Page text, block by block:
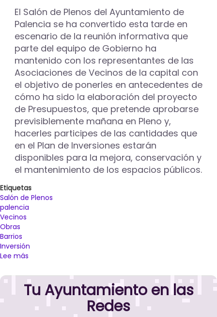
el
encuentro
del
equipo
de
Gobierno
con
los
vecinos
de
Pan
y
Guindas
El Salón de Plenos del Ayuntamiento de
Palencia se ha convertido esta tarde en
escenario de la reunión informativa que
parte del equipo de Gobierno ha
mantenido con los representantes de las
Asociaciones de Vecinos de la capital con
el objetivo de ponerles en antecedentes de
cómo ha sido la elaboración del proyecto
de Presupuestos, que pretende aprobarse
previsiblemente mañana en Pleno y,
hacerles participes de las cantidades que
en el Plan de Inversiones estarán
disponibles para la mejora, conservación y
el mantenimiento de los espacios públicos.
Etiquetas
Salón de Plenos
palencia
Vecinos
Obras
Barrios
Inversión
Lee más
Ayuntamiento
informa
a
Tu Ayuntamiento en las
Redes